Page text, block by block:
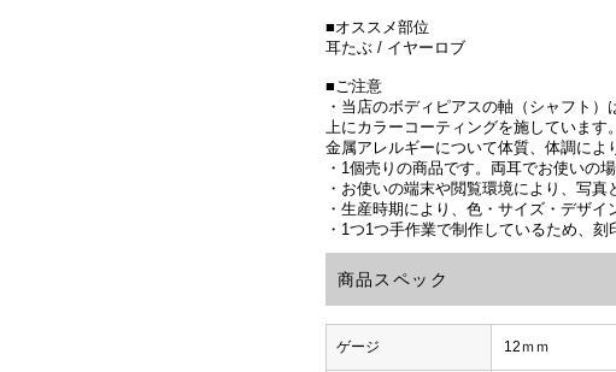
■オススメ部位
耳たぶ / イヤーロブ
■ご注意
・当店のボディピアスの軸（シャフト
上にカラーコーティングを施しています。
金属アレルギーについて体質、体調によ
・1個売りの商品です。両耳でお使いの
・お使いの端末や閲覧環境により、写
・生産時期により、色・サイズ・デザイ
・1つ1つ手作業で制作しているため、
商品スペック
ゲージ 12ｍｍ